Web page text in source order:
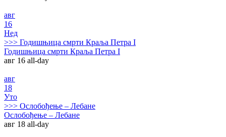
авг
16
Нед
>>> Годишњица смрти Краља Петра I
Годишњица смрти Краља Петра I
авг 16 all-day
авг
18
Уто
>>> Ослобођење – Лебане
Ослобођење – Лебане
авг 18 all-day